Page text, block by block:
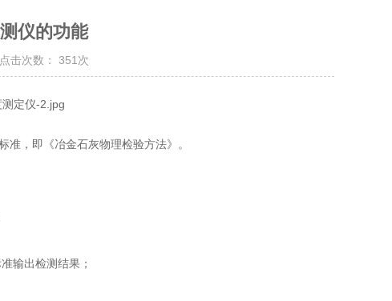
仪的功能
次数： 351次
准，即《冶金石灰物理检验方法》。
输出检测结果；